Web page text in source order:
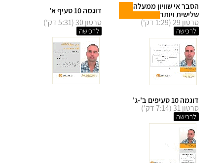
הסבר אי שוויון ממעלה
שלישית ויותר
סרטון 29 (1:29 דק')
לרכישה
דוגמה 10 סעיף א'
סרטון 30 (5:31 דק')
לרכישה
דוגמה 10 סעיפים ב'-ג'
סרטון 31 (7:14 דק')
לרכישה